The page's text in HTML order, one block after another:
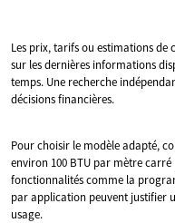
Les prix, tarifs ou estimations de
sur les dernières informations
temps. Une recherche
décisions financières.
Pour choisir le modèle adapté,
environ 100 BTU par mètre
fonctionnalités comme la
par application peuvent justifier
usage.